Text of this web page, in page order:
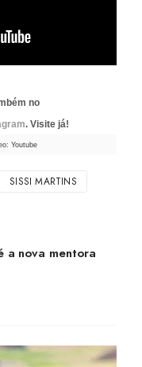
no
. Visite já!
Youtube
SISSI MARTINS
a nova mentora